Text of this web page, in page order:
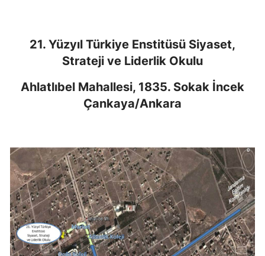
21. Yüzyıl Türkiye Enstitüsü Siyaset,
Strateji ve Liderlik Okulu
Ahlatlıbel Mahallesi, 1835. Sokak İncek
Çankaya/Ankara